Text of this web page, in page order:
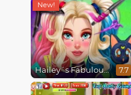
Hailey´s Fabulous Hairstyle Challenge 7.7